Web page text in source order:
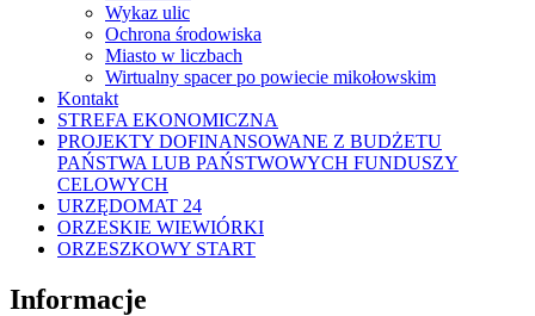
Wykaz ulic
Ochrona środowiska
Miasto w liczbach
Wirtualny spacer po powiecie mikołowskim
Kontakt
STREFA EKONOMICZNA
PROJEKTY DOFINANSOWANE Z BUDŻETU
PAŃSTWA LUB PAŃSTWOWYCH FUNDUSZY
CELOWYCH
URZĘDOMAT 24
ORZESKIE WIEWIÓRKI
ORZESZKOWY START
Informacje